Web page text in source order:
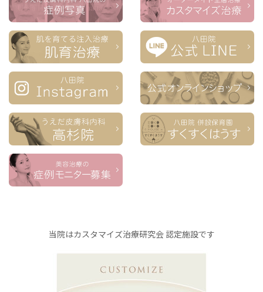
当院はカスタマイズ治療研究会 認定施設です